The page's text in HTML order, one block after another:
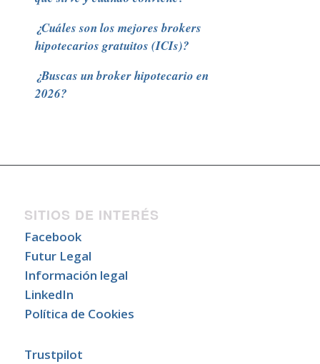
¿Cuáles son los mejores brokers
hipotecarios gratuitos (ICIs)?
¿Buscas un broker hipotecario en
2026?
SITIOS DE INTERÉS
Facebook
Futur Legal
Información legal
LinkedIn
Política de Cookies
Trustpilot